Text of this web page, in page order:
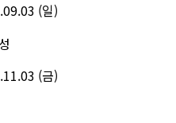
(일)
(금)